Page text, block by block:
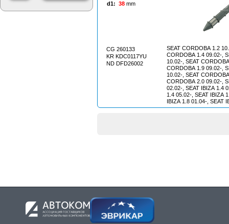
d1: 38 mm
CG 260133
KR KDC0117YU
ND DFD26002
SEAT CORDOBA 1.2
CORDOBA 1.4 09.02-,
10.02-, SEAT
CORDOBA 1.9 09.02-,
10.02-, SEAT
CORDOBA 2.0 09.02-,
02.02-, SEAT IBIZA 1.4
1.4 05.02-, SEAT IBIZA
IBIZA 1.8 01.04-, SEAT
SEAT IBIZA 1.9 01.04-,